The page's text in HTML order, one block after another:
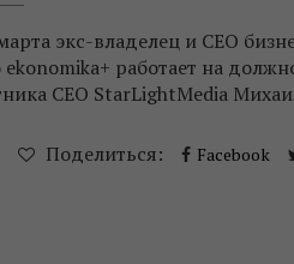
экс-владелец и СЕО
работает на
СЕО StarLightMedia
Поделиться: Facebook